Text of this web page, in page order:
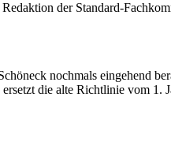
der Standard-
nochmals eingehend
die alte Richtlinie vom 1.